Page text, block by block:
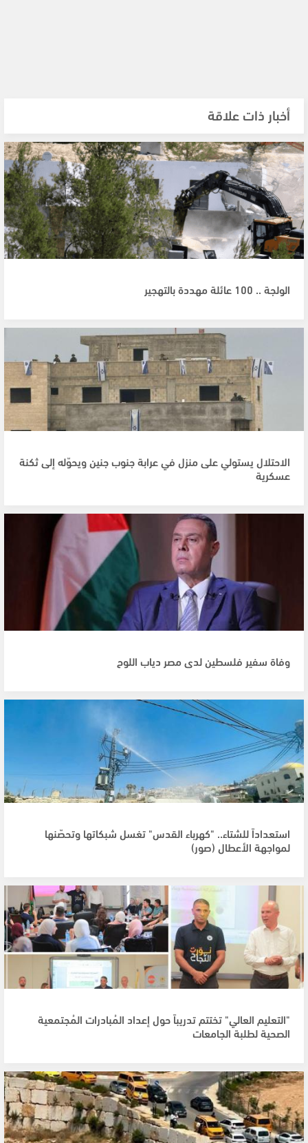
أخبار ذات علاقة
الولجة .. 100 عائلة مهددة بالتهجير
الاحتلال يستولي على منزل في عرابة جنوب جنين ويحوّله إلى ثكنة
عسكرية
وفاة سفير فلسطين لدى مصر دياب اللوح
استعداداً للشتاء.. "كهرباء القدس" تغسل شبكاتها وتحصّنها
لمواجهة الأعطال (صور)
"التعليم العالي" تختتم تدريباً حول إعداد المُبادرات المُجتمعية
الصحية لطلبة الجامعات